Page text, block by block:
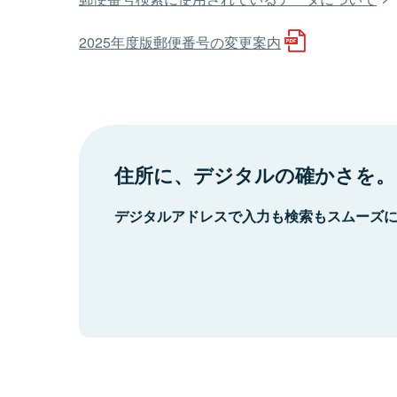
2025年度版郵便番号の変更案内
住所に、デジタルの確かさを。
デジタルアドレスで入力も検索もスムーズ